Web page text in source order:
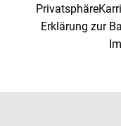
Privatsphäre
Erklärung zur